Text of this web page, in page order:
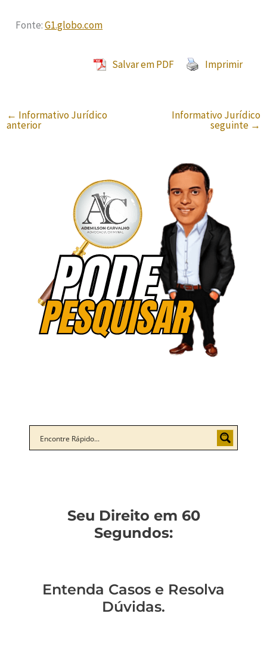
Fonte:G1.globo.com
Salvar em PDF Imprimir
← Informativo Jurídico
anterior
Informativo Jurídico
seguinte →
Seu Direito em 60
Segundos:
Entenda Casos e Resolva
Dúvidas.